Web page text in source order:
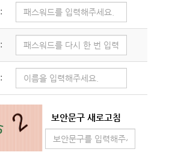
:
:
:
보안문구 새로고침